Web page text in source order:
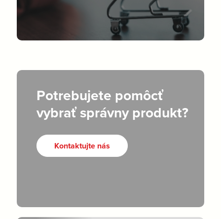
Potrebujete pomôcť
vybrať správny produkt?
Kontaktujte nás